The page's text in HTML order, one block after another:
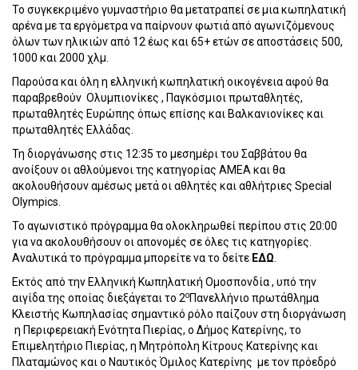
Το συγκεκριμένο γυμναστήριο θα μετατραπεί σε μια κωπηλατική
αρένα με τα εργόμετρα να παίρνουν φωτιά από αγωνιζόμενους
όλων των ηλικιών από 12 έως και 65+ ετών σε αποστάσεις 500,
1000 και 2000 χλμ.
Παρούσα και όλη η ελληνική κωπηλατική οικογένεια αφού θα
παραβρεθούν Ολυμπιονίκες , Παγκόσμιοι πρωταθλητές,
πρωταθλητές Ευρώπης όπως επίσης και Βαλκανιονίκες και
πρωταθλητές Ελλάδας.
Τη διοργάνωσης στις 12:35 το μεσημέρι του Σαββάτου θα
ανοίξουν οι αθλούμενοι της κατηγορίας ΑΜΕΑ και θα
ακολουθήσουν αμέσως μετά οι αθλητές και αθλήτριες Special
Olympics.
To αγωνιστικό πρόγραμμα θα ολοκληρωθεί περίπου στις 20:00
για να ακολουθήσουν οι απονομές σε όλες τις κατηγορίες.
Αναλυτικά το πρόγραμμα μπορείτε να το δείτε ΕΔΩ
Εκτός από την Ελληνική Κωπηλατική Ομοσπονδία , υπό την
αιγίδα της οποίας διεξάγεται το 2οΠανελλήνιο πρωτάθλημα
Κλειστής Κωπηλασίας σημαντικό ρόλο παίζουν στη διοργάνωση
η Περιφερειακή Ενότητα Πιερίας, ο Δήμος Κατερίνης, το
Επιμελητήριο Πιερίας, η Μητρόπολη Κίτρους Κατερίνης και
Πλαταμώνος και ο Ναυτικός Όμιλος Κατερίνης με τον πρόεδρό